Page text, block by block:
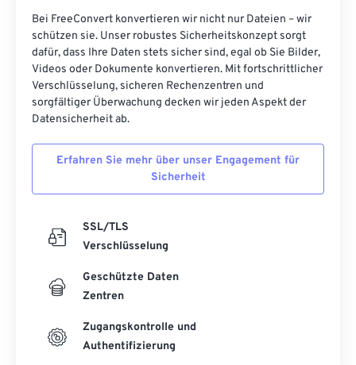
Bei FreeConvert konvertieren wir nicht nur Dateien – wir
schützen sie. Unser robustes Sicherheitskonzept sorgt
dafür, dass Ihre Daten stets sicher sind, egal ob Sie Bilder,
Videos oder Dokumente konvertieren. Mit fortschrittlicher
Verschlüsselung, sicheren Rechenzentren und
sorgfältiger Überwachung decken wir jeden Aspekt der
Datensicherheit ab.
Erfahren Sie mehr über unser Engagement für
Sicherheit
SSL/TLS
Verschlüsselung
Geschützte Daten
Zentren
Zugangskontrolle und
Authentifizierung